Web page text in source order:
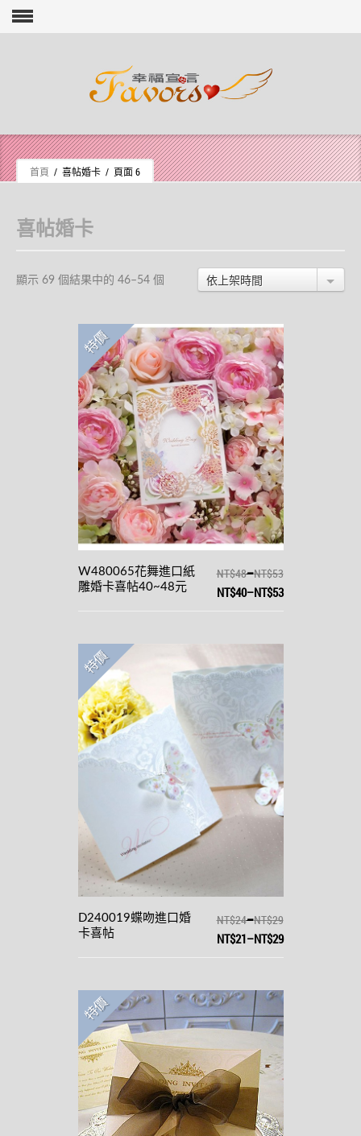
Skip to content
首頁 / 喜帖婚卡 / 頁面 6
喜帖婚卡
顯示 69 個結果中的 46–54 個 依上架時間
W480065花舞進口紙
雕婚卡喜帖40~48元
NT$48–NT$53
NT$40–NT$53
特價
D240019蝶吻進口婚
卡喜帖
NT$24–NT$29
NT$21–NT$29
特價
特價